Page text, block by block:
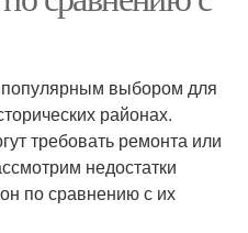
выбором для
районах.
требовать ремонта или
недостатки
по сравнению с их